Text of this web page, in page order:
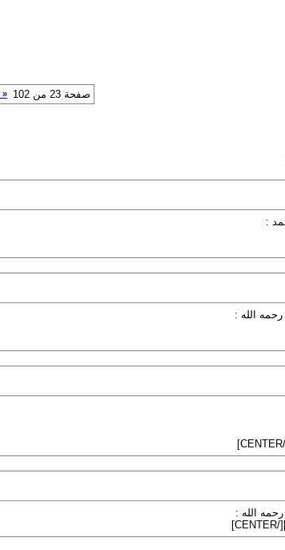
صفحة 23 من 102 «